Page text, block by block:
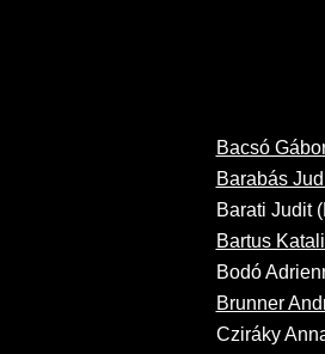
Bacsó
Barabás
Barati Judit
Bartus
Bodó
Brunner
Cziráky